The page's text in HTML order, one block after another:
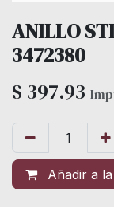
ANILLO
3472380
$ 397.93
Añadir a